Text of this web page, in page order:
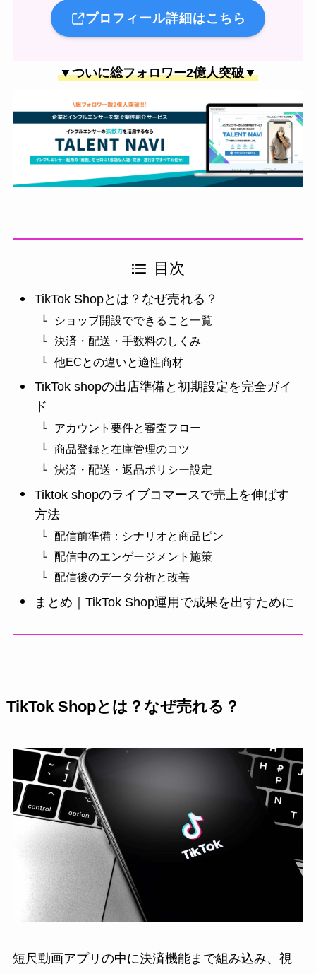
プロフィール詳細はこちら
▼ついに総フォロワー2億人突破▼
目次
TikTok Shopとは？なぜ売れる？
ショップ開設でできること一覧
決済・配送・手数料のしくみ
他ECとの違いと適性商材
TikTok shopの出店準備と初期設定を完全ガイ
ド
アカウント要件と審査フロー
商品登録と在庫管理のコツ
決済・配送・返品ポリシー設定
Tiktok shopのライブコマースで売上を伸ばす
方法
配信前準備：シナリオと商品ピン
配信中のエンゲージメント施策
配信後のデータ分析と改善
まとめ｜TikTok Shop運用で成果を出すために
TikTok Shopとは？なぜ売れる？
短尺動画アプリの中に決済機能まで組み込み、視